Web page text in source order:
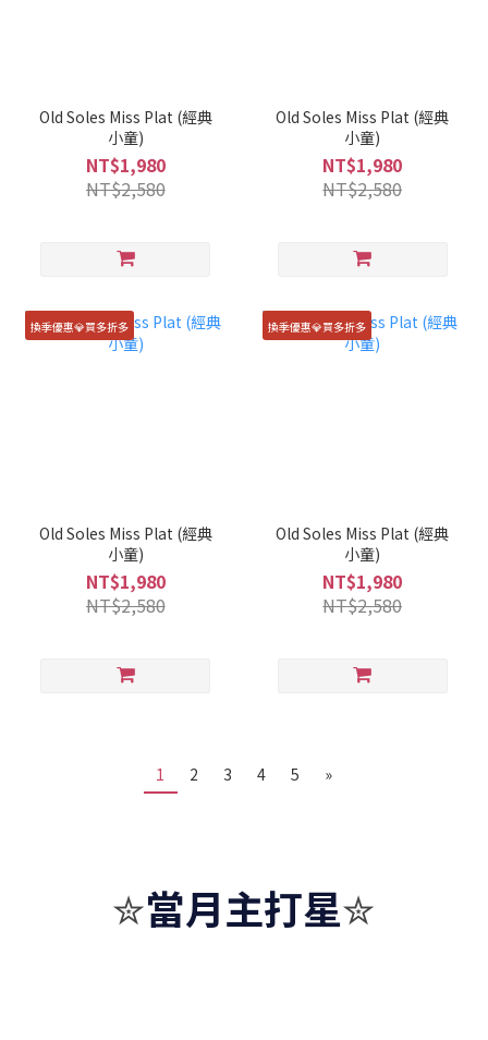
Old Soles Miss Plat (經典
小童)
NT$1,980
NT$2,580
Old Soles Miss Plat (經典
小童)
NT$1,980
NT$2,580
換季優惠💎買多折多
Old Soles Miss Plat (經典
小童)
NT$1,980
NT$2,580
換季優惠💎買多折多
Old Soles Miss Plat (經典
小童)
NT$1,980
NT$2,580
1 2 3 4 5 »
✮當月主打星✮